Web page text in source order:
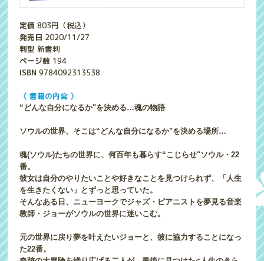
定価803円（税込）
発売日 2020/11/27
判型 新書判
ページ数 194
ISBN9784092313538
〈 書籍の内容 〉
“どんな自分になるか"を決める…魂の物語
ソウルの世界、そこは“どんな自分になるか"を決める場所…
魂(ソウル)たちの世界に、何百年も暮らす“こじらせ"ソウル・22
番。
彼女は自分のやりたいことや好きなことを見つけられず、「人生
を生きたくない」とずっと思っていた。
そんなある日、ニューヨークでジャズ・ピアニストを夢見る音楽
教師・ジョーがソウルの世界に迷いこむ。
元の世界に戻り夢を叶えたいジョーと、彼に協力することになっ
た22番。